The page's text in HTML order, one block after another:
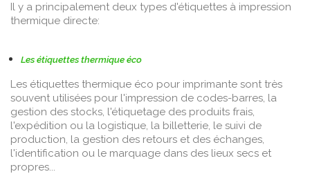
Il y a principalement deux types d'étiquettes à impression
thermique directe:
Les étiquettes thermique éco
Les étiquettes thermique éco pour imprimante sont très
souvent utilisées pour l'impression de codes-barres, la
gestion des stocks, l'étiquetage des produits frais,
l'expédition ou la logistique, la billetterie, le suivi de
production, la gestion des retours et des échanges,
l'identification ou le marquage dans des lieux secs et
propres...